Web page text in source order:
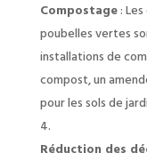
Compostage:
poubelles vertes
installations de
compost, un
pour les sols de
Réduction des